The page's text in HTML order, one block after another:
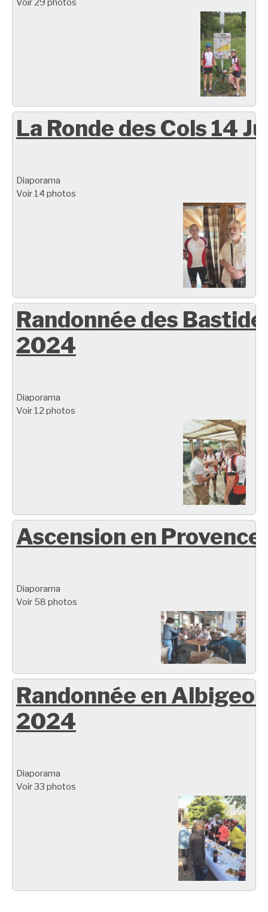
La Ronde des Cols 14
Diaporama
Voir 14 photos
Randonnée des
2024
Diaporama
Voir 12 photos
Ascension en Provence
Diaporama
Voir 58 photos
Randonnée en
2024
Diaporama
Voir 33 photos